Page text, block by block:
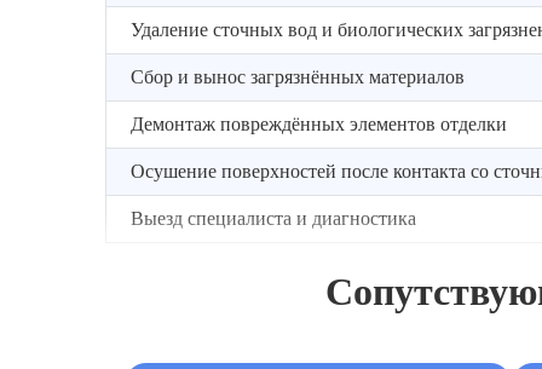
Удаление сточных вод и биологических
Сбор и вынос загрязнённых материалов
Демонтаж повреждённых элементов отделки
Осушение поверхностей после контакта со
Выезд специалиста и диагностика